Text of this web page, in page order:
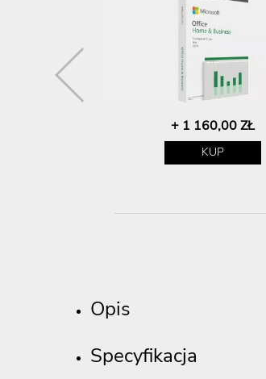
+ 1 160,00 ZŁ
KUP
Opis
Specyfikacja